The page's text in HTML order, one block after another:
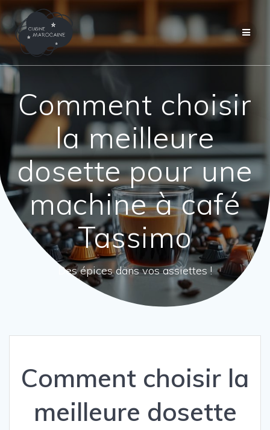
contenu
Comment choisir
la meilleure
dosette pour une
machine à café
Tassimo
Des épices dans vos assiettes !
Comment choisir la
meilleure dosette